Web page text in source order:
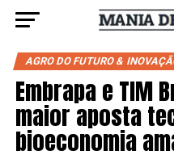
AGRO DO FUTURO &
Embrapa e TIM
maior aposta
bioeconomia